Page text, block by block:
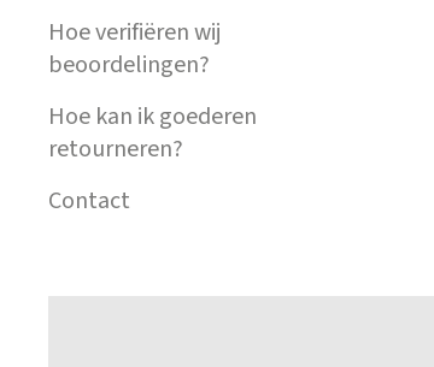
Hoe verifiëren wij
beoordelingen?
Hoe kan ik goederen
retourneren?
Contact